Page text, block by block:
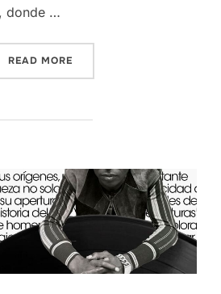
donde …
READ MORE